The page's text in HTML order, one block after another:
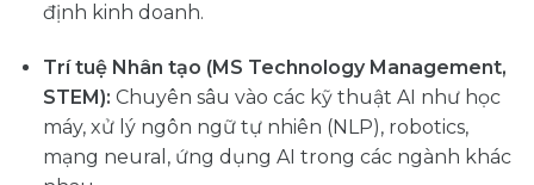
định kinh doanh.
Trí tuệ Nhân tạo (MS Technology Management,
STEM): Chuyên sâu vào các kỹ thuật AI như học
máy, xử lý ngôn ngữ tự nhiên (NLP), robotics,
mạng neural, ứng dụng AI trong các ngành khác